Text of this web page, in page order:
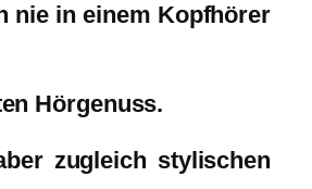
nie in einem Kopfhörer
Hörgenuss.
zugleich stylischen